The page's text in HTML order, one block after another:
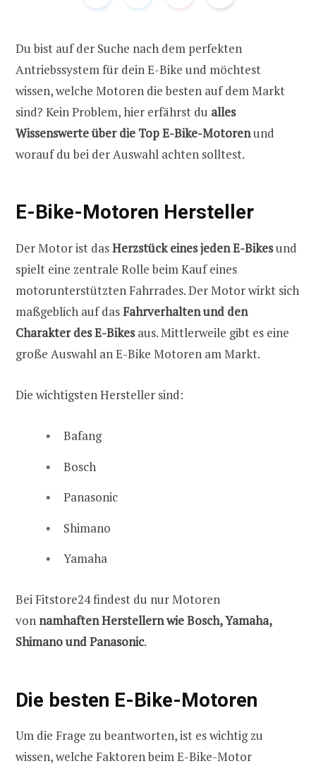
Du bist auf der Suche nach dem perfekten
Antriebssystem für dein E-Bike und möchtest
wissen, welche Motoren die besten auf dem Markt
sind? Kein Problem, hier erfährst du alles
Wissenswerte über die Top E-Bike-Motorenund
worauf du bei der Auswahl achten solltest.
E-Bike-Motoren Hersteller
Der Motor ist dasHerzstück eines jeden E-Bikesund
spielt eine zentrale Rolle beim Kauf eines
motorunterstützten Fahrrades. Der Motor wirkt sich
maßgeblich auf dasFahrverhalten und den
Charakter des E-Bikesaus. Mittlerweile gibt es eine
große Auswahl an E-Bike Motoren am Markt.
Die wichtigsten Hersteller sind:
Bafang
Bosch
Panasonic
Shimano
Yamaha
Bei Fitstore24 findest du nur Motoren
vonnamhaften Herstellern wie Bosch, Yamaha,
Shimano und Panasonic.
Die besten E-Bike-Motoren
Um die Frage zu beantworten, ist es wichtig zu
wissen, welche Faktoren beim E-Bike-Motor